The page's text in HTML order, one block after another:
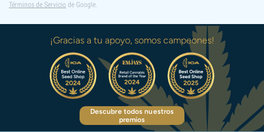
Términos de Servicio de Google.
¡Gracias a tu apoyo, somos campeones!
Descubre todos nuestros
premios